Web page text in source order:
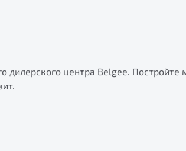
центра Belgee. Постройте